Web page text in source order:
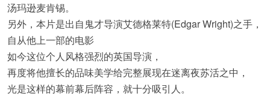
汤玛逊麦肯锡。
另外，本片是出自鬼才导演艾德格莱特(Edgar Wright)之手，
自从他上一部的电影
如今这位个人风格强烈的英国导演，
再度将他擅长的品味美学给完整展现在迷离夜苏活之中，
光是这样的幕前幕后阵容，就十分吸引人。